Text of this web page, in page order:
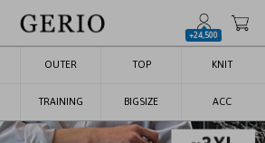
+24,500
OUTER TOP KNIT
TRAINING BIGSIZE ACC